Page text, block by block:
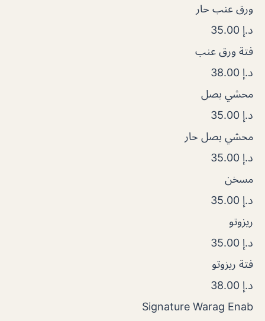
ورق عنب حار
د.إ 35.00
فتة ورق عنب
د.إ 38.00
محشي بصل
د.إ 35.00
محشي بصل حار
د.إ 35.00
مسخن
د.إ 35.00
ريزوتو
د.إ 35.00
فتة ريزوتو
د.إ 38.00
Signature Warag Enab